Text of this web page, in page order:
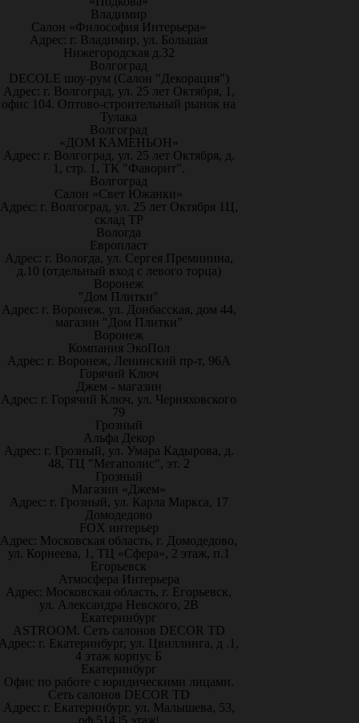
Владимир
Салон «Философия Интерьера»
Адрес: г. Владимир, ул. Большая
Нижегородская д.32
Волгоград
DECOLE шоу-рум (Салон "Декорация")
Адрес: г. Волгоград, ул. 25 лет Октября, 1,
офис 104. Оптово-строительный рынок на
Тулака
Волгоград
«ДОМ КАМЕНЬОН»
Адрес: г. Волгоград, ул. 25 лет Октября, д.
1, стр. 1, ТК "Фаворит".
Волгоград
Салон «Свет Южанки»
Адрес: г. Волгоград, ул. 25 лет Октября 1Ц,
склад ТР
Вологда
Европласт
Адрес: г. Вологда, ул. Сергея Преминина,
д.10 (отдельный вход с левого торца)
Воронеж
"Дом Плитки"
Адрес: г. Воронеж. ул. Донбасская, дом 44,
магазин "Дом Плитки"
Воронеж
Компания ЭкоПол
Адрес: г. Воронеж, Ленинский пр-т, 96А
Горячий Ключ
Джем - магазин
Адрес: г. Горячий Ключ, ул. Черняховского
79
Грозный
Альфа Декор
Адрес: г. Грозный, ул. Умара Кадырова, д.
48, ТЦ "Мегаполис", эт. 2
Грозный
Магазин «Джем»
Адрес: г. Грозный, ул. Карла Маркса, 17
Домодедово
FOX интерьер
Адрес: Московская область, г. Домодедово,
ул. Корнеева, 1, ТЦ «Сфера», 2 этаж, п.1
Егорьевск
Атмосфера Интерьера
Адрес: Московская область, г. Егорьевск,
ул. Александра Невского, 2В
Екатеринбург
ASTROOM. Сеть салонов DECOR TD
г. Екатеринбург, ул. Цвиллинга, д .1,
4 этаж корпус Б
Екатеринбург
Офис по работе с юридическими лицами.
Сеть салонов DECOR TD
Адрес: г. Екатеринбург, ул. Малышева, 53,
оф.514 |5 этаж|